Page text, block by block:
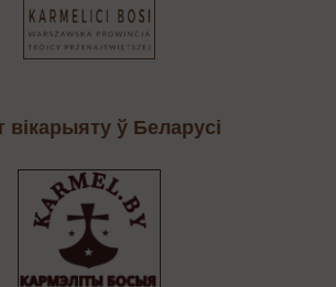
вікарыяту ў Беларусі